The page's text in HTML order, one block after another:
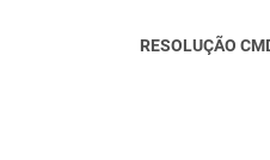
RESOLUÇÃO